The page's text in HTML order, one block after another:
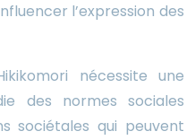
l’expression des
nécessite une
des normes sociales
sociétales qui peuvent